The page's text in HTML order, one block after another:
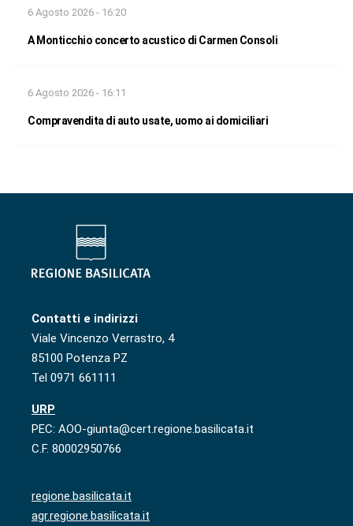
6 Agosto 2026 - 16:20
A Monticchio concerto acustico di Carmen Consoli
6 Agosto 2026 - 16:11
Compravendita di auto usate, uomo ai domiciliari
Contatti e indirizzi
Viale Vincenzo Verrastro, 4
85100 Potenza PZ
Tel 0971 661111
URP
PEC: AOO-giunta@cert.regione.basilicata.it
C.F. 80002950766
regione.basilicata.it
agr.regione.basilicata.it